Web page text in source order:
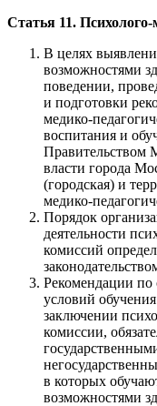
Статья 11.
В целях
возможностями
поведении,
и подготовки
медико-
воспитания и
Правительством
власти города
(городская) и
медико-
Порядок
деятельности
комиссий
Рекомендации
условий
заключении
комиссии,
в которых
возможностями